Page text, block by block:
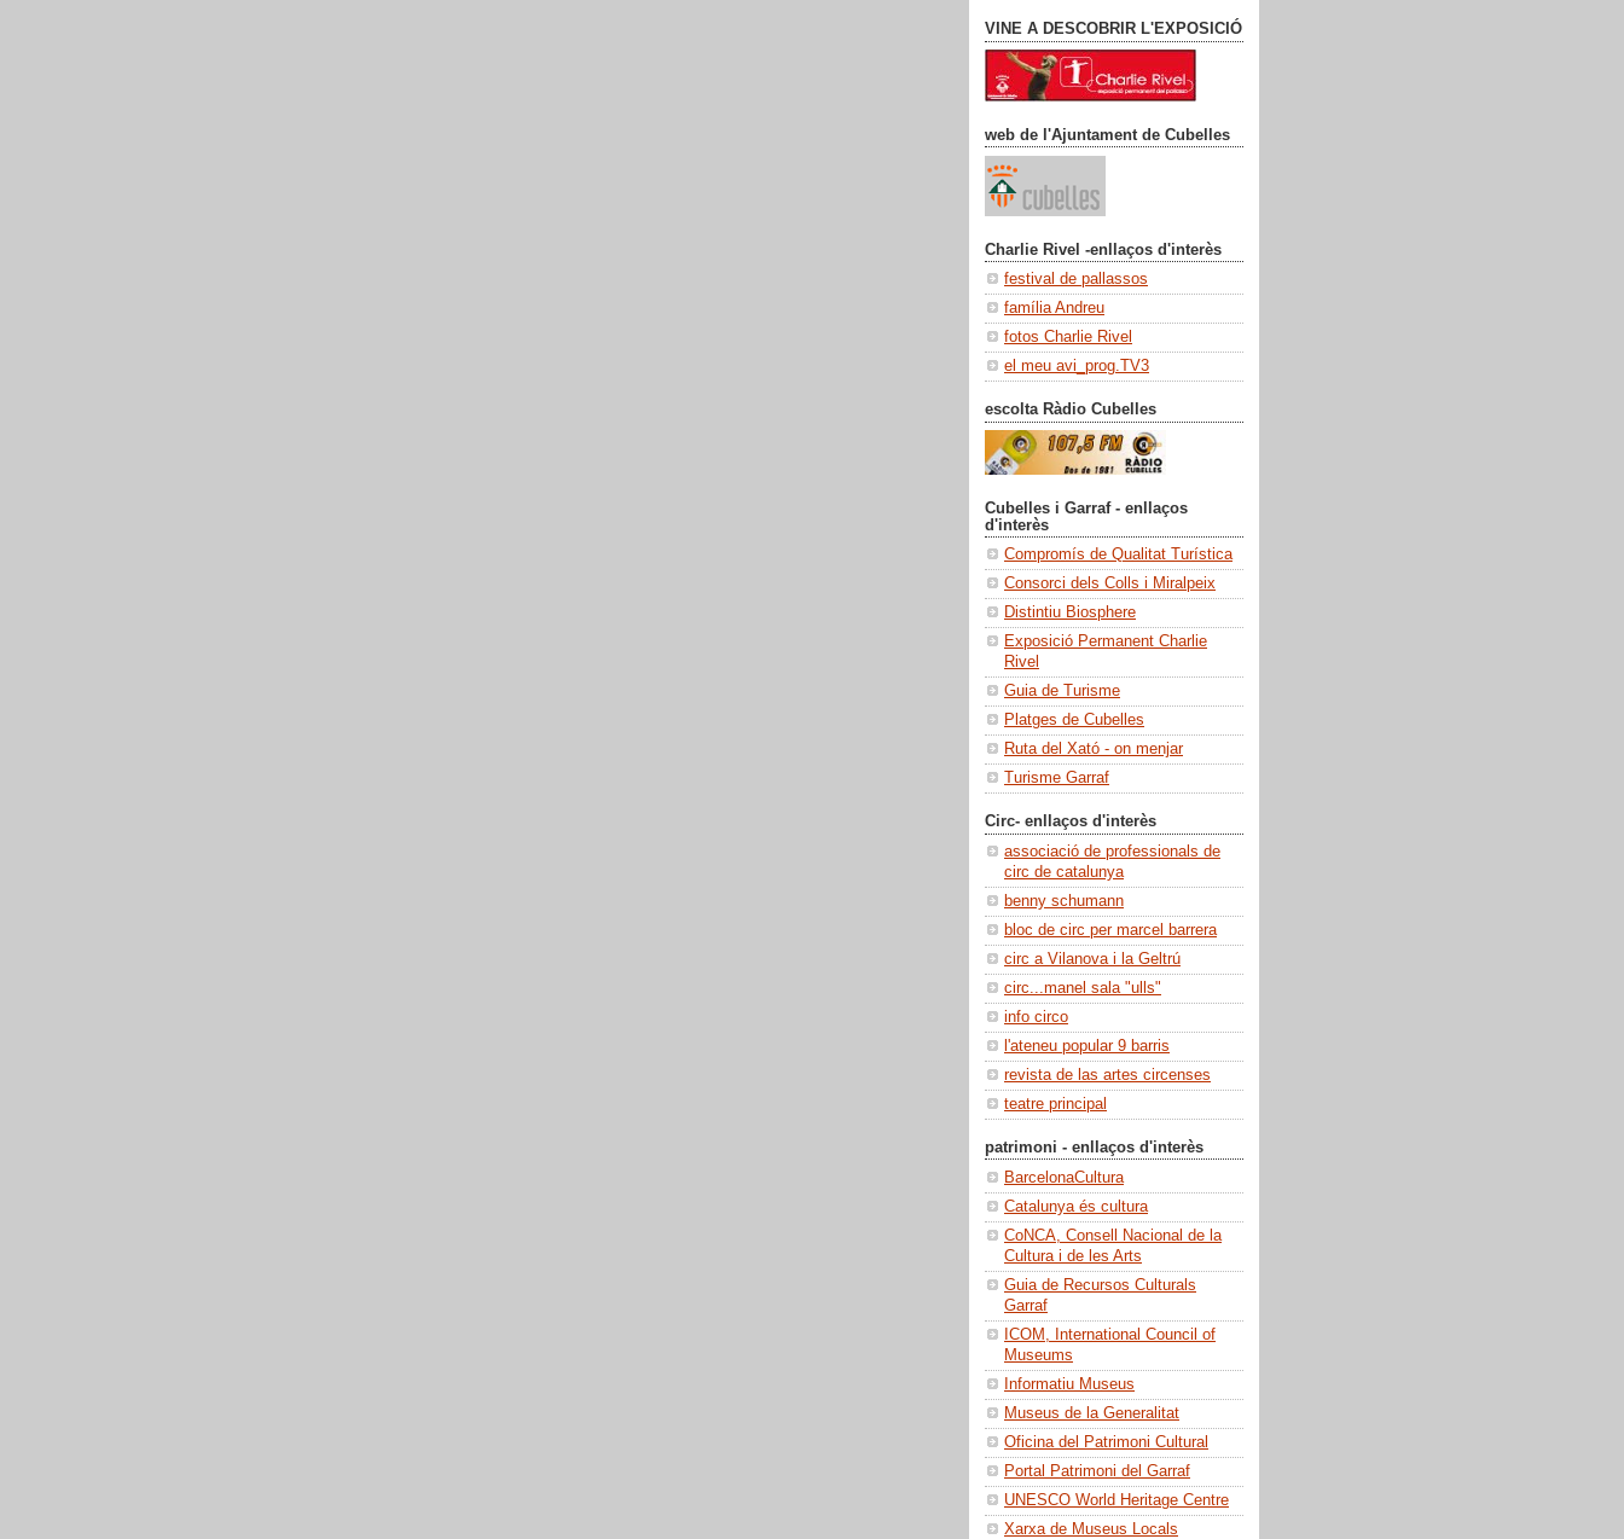
VINE A DESCOBRIR L'EXPOSICIÓ
web de l'Ajuntament de Cubelles
Charlie Rivel -enllaços d'interès
festival de pallassos
família Andreu
fotos Charlie Rivel
el meu avi_prog.TV3
escolta Ràdio Cubelles
Cubelles i Garraf - enllaços
d'interès
Compromís de Qualitat Turística
Consorci dels Colls i Miralpeix
Distintiu Biosphere
Exposició Permanent Charlie
Rivel
Guia de Turisme
Platges de Cubelles
Ruta del Xató - on menjar
Turisme Garraf
Circ- enllaços d'interès
associació de professionals de
circ de catalunya
benny schumann
bloc de circ per marcel barrera
circ a Vilanova i la Geltrú
circ...manel sala "ulls"
info circo
l'ateneu popular 9 barris
revista de las artes circenses
teatre principal
patrimoni - enllaços d'interès
BarcelonaCultura
Catalunya és cultura
CoNCA, Consell Nacional de la
Cultura i de les Arts
Guia de Recursos Culturals
Garraf
ICOM, International Council of
Museums
Informatiu Museus
Museus de la Generalitat
Oficina del Patrimoni Cultural
Portal Patrimoni del Garraf
UNESCO World Heritage Centre
Xarxa de Museus Locals